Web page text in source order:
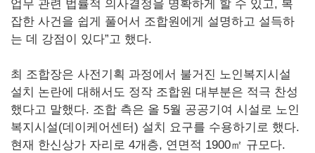
업무 관련 법률적 의사결정을 명확하게 할 수 있고, 복
잡한 사건을 쉽게 풀어서 조합원에게 설명하고 설득하
는 데 강점이 있다”고 했다.
최 조합장은 사전기획 과정에서 불거진 노인복지시설
설치 논란에 대해서도 정작 조합원 대부분은 적극 찬성
했다고 말했다. 조합 측은 올 5월 공공기여 시설로 노인
복지시설(데이케어센터) 설치 요구를 수용하기로 했다.
현재 한신상가 자리로 4개층, 연면적 1900㎡ 규모다.